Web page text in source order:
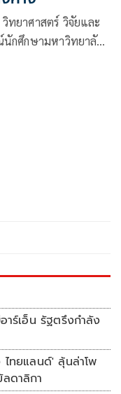
ทยาศาสตร์ วิจัยและ
นักศึกษามหาวิทยาลัย
ตรึงกำลัง
ทยแลนด์' ลุ้นล่าโพ
ดาลิกา